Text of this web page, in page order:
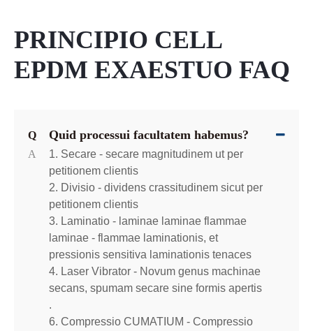
PRINCIPIO CELL
EPDM EXAESTUO FAQ
Q Quid processui facultatem habemus?
A
1. Secare - secare magnitudinem ut per
petitionem clientis
2. Divisio - dividens crassitudinem sicut per
petitionem clientis
3. Laminatio - laminae laminae flammae
laminae - flammae laminationis, et
pressionis sensitiva laminationis tenaces
4. Laser Vibrator - Novum genus machinae
secans, spumam secare sine formis apertis
.
6. Compressio CUMATIUM - Compressio